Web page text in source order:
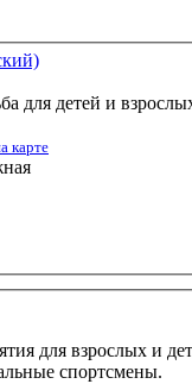
для детей и
карте
для взрослых и
спортсмены.